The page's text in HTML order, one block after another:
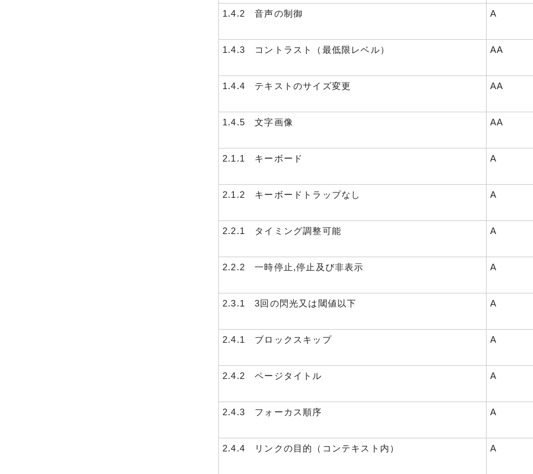
1.4.2 音声の制御
A
1.4.3 コントラスト（最低限レベル）
AA
1.4.4 テキストのサイズ変更
AA
1.4.5 文字画像
AA
2.1.1 キーボード
A
2.1.2 キーボードトラップなし
A
2.2.1 タイミング調整可能
A
2.2.2 一時停止,停止及び非表示
A
2.3.1 3回の閃光又は閾値以下
A
2.4.1 ブロックスキップ A
2.4.2 ページタイトル
A
2.4.3 フォーカス順序
A
2.4.4 リンクの目的（コンテキスト内）
A